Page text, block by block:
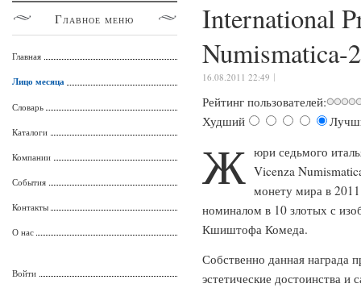
International
Numismatica-
16.08.2011 22:49
Рейтинг пользователей:
Худший
Ж юри седьмого
Vicenza
монету мира в
номиналом в 10 злотых с
Кшиштофа Комеда.
Собственно данная награда
эстетические достоинства и
Главное меню
Главная
Лицо месяца
Словарь
Каталоги
Компании
События
Контакты
О нас
Войти